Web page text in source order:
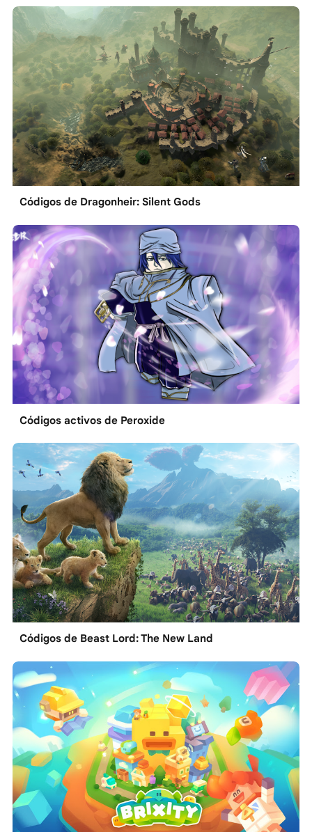
Códigos de Dragonheir: Silent Gods
Códigos activos de Peroxide
Códigos de Beast Lord: The New Land